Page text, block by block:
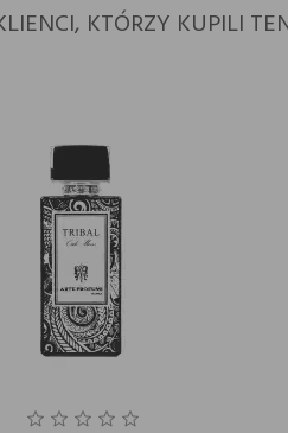
KTÓRZY KUPILI